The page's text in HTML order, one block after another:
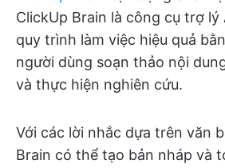
ClickUp Brain là công cụ trợ lý
quy trình làm việc hiệu quả
người dùng soạn thảo nội
và thực hiện nghiên cứu.
Với các lời nhắc dựa trên văn
Brain có thể tạo bản nháp và